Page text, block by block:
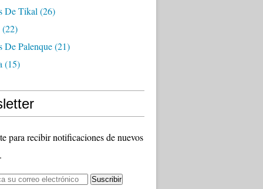
De Tikal (26)
(22)
De Palenque(21)
(15)
para recibir notificaciones de nuevos